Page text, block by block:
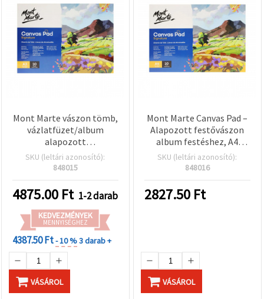
Mont Marte vászon tömb,
vázlatfüzet/album
alapozott
vászonlapokkal
festéshez, A3 (30×40 cm),
10 lap
SKU (leltári azonosító):
848015
4875.00 Ft 1-2 darab
KEDVEZMÉNYEK
MENNYISÉGHEZ
4387.50 Ft- 10 %3 darab +
VÁSÁROL
Mont Marte Canvas Pad –
Alapozott festővászon
album festéshez, A4
(21×29,7 cm), 10 lap
SKU (leltári azonosító):
848016
2827.50 Ft
VÁSÁROL